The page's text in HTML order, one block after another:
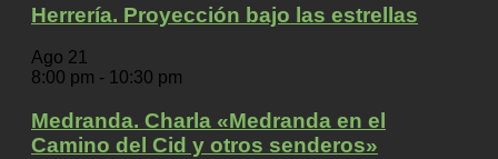
Herrería. Proyección bajo las estrellas
Ago 21
8:00 pm - 10:30 pm
Medranda. Charla «Medranda en el
Camino del Cid y otros senderos»